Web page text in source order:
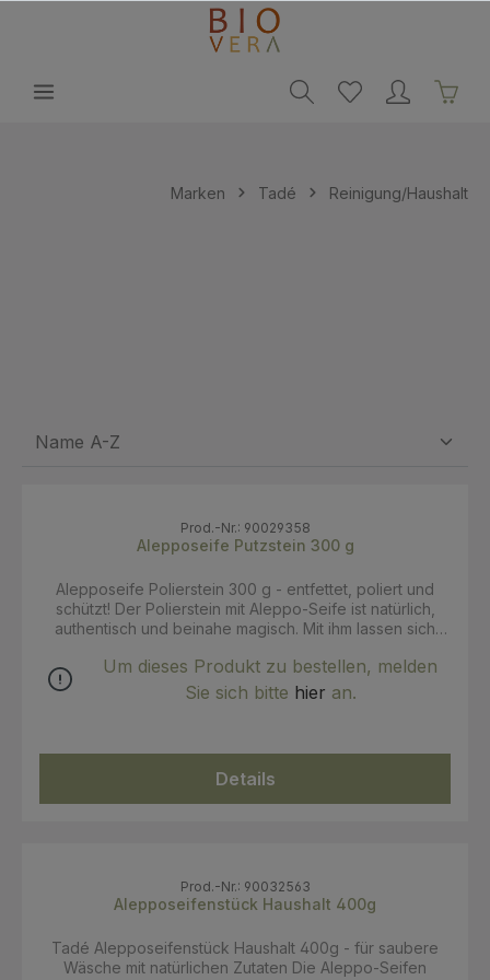
Marken Tadé Reinigung/Haushalt
Prod.-Nr.: 90029358
Alepposeife Putzstein 300 g
Alepposeife Polierstein 300 g - entfettet, poliert und
schützt! Der Polierstein mit Aleppo-Seife ist natürlich,
authentisch und beinahe magisch. Mit ihm lassen sich
Außenbereich reinigen. Er entfettet, poliert, schützt und
sorgt für Glanz - und das äußerst effektiv und ergiebig.
Kautschuk, Reifen von Autos sowie Fahrrädern, etc.
Silber, Schmuck, Kupfer, Edelstahl, Aluminium,
anschließend Schwamm sowie Objekt gründlich
abspülen. Die Oberfläche mit einem weichen Tuch
Mikrofasertuch. Den Polierstein gut trocknen lassen,
bevor der Deckel wieder aufgesetzt wird. Bei Textilien,
Um dieses Produkt zu bestellen, melden
Sie sich bitte hier an.
Details
Prod.-Nr.: 90032563
Alepposeifenstück Haushalt 400g
Tadé Alepposeifenstück Haushalt 400g - für saubere
Wäsche mit natürlichen Zutaten Die Aleppo-Seifen